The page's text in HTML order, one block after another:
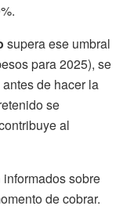
supera ese umbral
para 2025), se
de hacer la
se
al
sobre
de cobrar.